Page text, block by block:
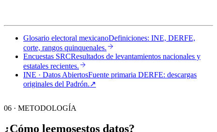
Glosario electoral mexicanoDefiniciones: INE, DERFE,
corte, rangos quinquenales.
Encuestas SRCResultados de levantamientos nacionales y
estatales recientes.
INE · Datos AbiertosFuente primaria DERFE: descargas
originales del Padrón.↗︎
06 · METODOLOGÍA
¿Cómo leemosestos datos?